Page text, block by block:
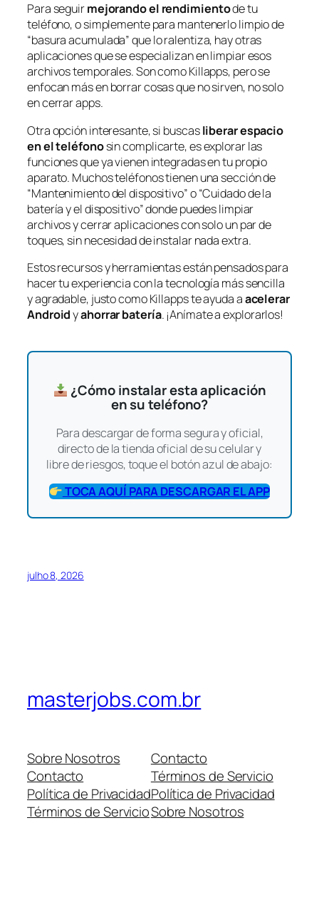
Para seguirmejorando el rendimientode tu
teléfono, o simplemente para mantenerlo limpio de
“basura acumulada” que lo ralentiza, hay otras
aplicaciones que se especializan en limpiar esos
archivos temporales. Son como Killapps, pero se
enfocan más en borrar cosas que no sirven, no solo
en cerrar apps.
Otra opción interesante, si buscasliberar espacio
en el teléfonosin complicarte, es explorar las
funciones que ya vienen integradas en tu propio
aparato. Muchos teléfonos tienen una sección de
“Mantenimiento del dispositivo” o “Cuidado de la
batería y el dispositivo” donde puedes limpiar
archivos y cerrar aplicaciones con solo un par de
toques, sin necesidad de instalar nada extra.
Estos recursos y herramientas están pensados para
hacer tu experiencia con la tecnología más sencilla
y agradable, justo como Killapps te ayuda aacelerar
Androidyahorrar batería. ¡Anímate a explorarlos!
¿Cómo instalar esta aplicación
en su teléfono?
Para descargar de forma segura y oficial,
directo de la tienda oficial de su celular y
libre de riesgos, toque el botón azul de abajo:
TOCA AQUÍ PARA DESCARGAR EL APP
julho 8, 2026
masterjobs.com.br
Sobre Nosotros
Contacto
Política de Privacidad
Términos de Servicio
Contacto
Términos de Servicio
Política de Privacidad
Sobre Nosotros